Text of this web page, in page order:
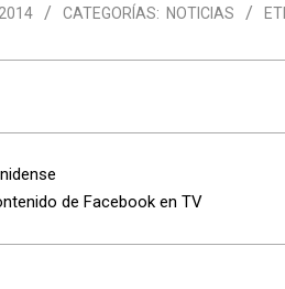
CATEGORÍAS: NOTICIAS
de Facebook en TV